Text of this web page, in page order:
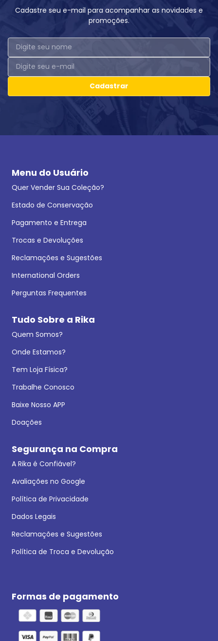
Cadastre seu e-mail para acompanhar as novidades e
promoções.
Cadastrar
Menu do Usuário
Quer Vender Sua Coleção?
Estado de Conservação
Pagamento e Entrega
Trocas e Devoluções
Reclamações e Sugestões
International Orders
Perguntas Frequentes
Tudo Sobre a Rika
Quem Somos?
Onde Estamos?
Tem Loja Física?
Trabalhe Conosco
Baixe Nosso APP
Doações
Segurança na Compra
A Rika é Confiável?
Avaliações no Google
Política de Privacidade
Dados Legais
Reclamações e Sugestões
Política de Troca e Devolução
Formas de pagamento